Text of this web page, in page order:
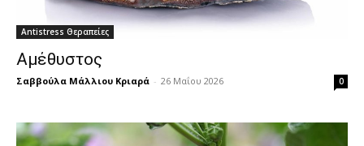
Antistress Θεραπείες
Αμέθυστος
Σαββούλα Μάλλιου Κριαρά - 26 Μαΐου 2026 0